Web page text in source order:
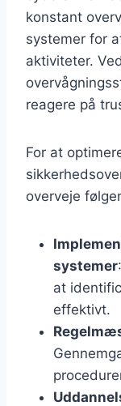
konstant
systemer for
aktiviteter.
reagere på
For at
overveje
systemer
at
effektivt.